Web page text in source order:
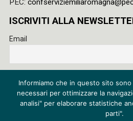
PEC:
ISCRIVITI ALLA
Email
al trattamento dei miei dati
Privacy policy
Informiamo che in questo sito
necessari per ottimizzare la
analisi" per elaborare statistiche
parti".